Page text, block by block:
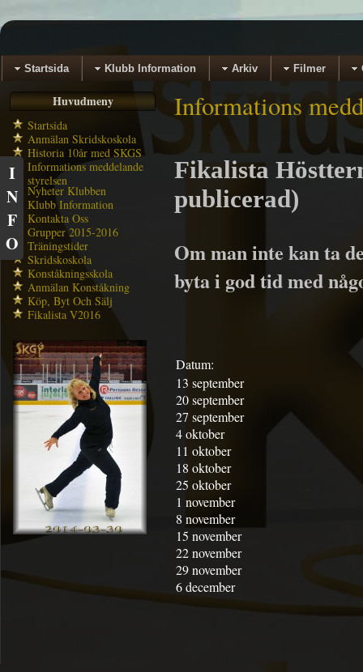
Startsida Klubb Information Arkiv Filmer
Huvudmeny
Startsida
Anmälan Skridskoskola
Historia 10år med SKGS
Informations meddelande
styrelsen
Nyheter Klubben
Klubb Information
Kontakta Oss
Grupper 2015-2016
Träningstider
Skridskoskola
Konståkningsskola
Anmälan Konståkning
Köp, Byt Och Sälj
Fikalista V2016
Informations
Fikalista
publicerad)
Om man inte kan ta
byta i god tid med
Datum:
13 september
20 september
27 september
4 oktober
11 oktober
18 oktober
25 oktober
1 november
8 november
15 november
22 november
29 november
6 december
I
N
F
O